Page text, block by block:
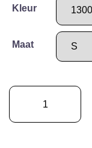
Kleur
Maat
KnowledgeCotton
-